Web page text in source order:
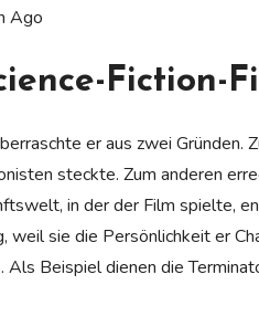
Ago
Fiction-
er aus zwei Gründen.
steckte. Zum anderen
in der der Film spielte,
sie die Persönlichkeit er
Beispiel dienen die